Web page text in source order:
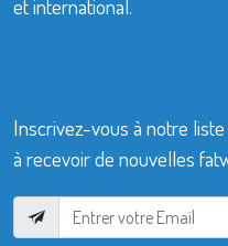
et international.
Inscrivez-vous à notre
à recevoir de nouvelles